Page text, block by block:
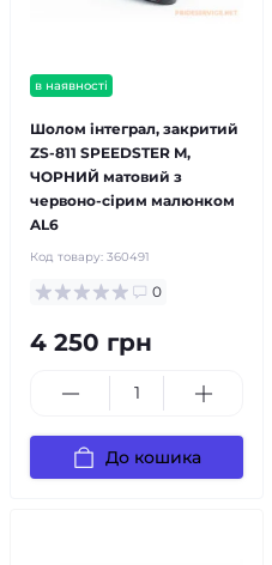
в наявності
Шолом інтеграл, закритий
ZS-811 SPEEDSTER M,
ЧОРНИЙ матовий з
червоно-сірим малюнком
AL6
Код товару: 360491
0
4 250 грн
До кошика